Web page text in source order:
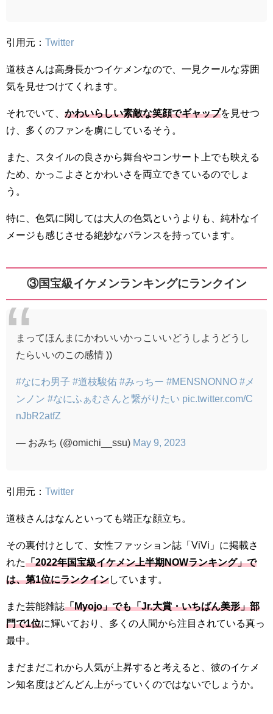
引用元： Twitter
道枝さんは高身長かつイケメンなので、一見クールな雰囲
気を見せつけてくれます。
それでいて、 かわいらしい素敵な笑顔でギャップを見せつ
け、多くのファンを虜にしているそう。
また、スタイルの良さから舞台やコンサート上でも映える
ため、かっこよさとかわいさを両立できているのでしょ
う。
特に、色気に関しては大人の色気というよりも、純朴なイ
メージも感じさせる絶妙なバランスを持っています。
③国宝級イケメンランキングにランクイン
まってほんまにかわいいかっこいいどうしようどうし
たらいいのこの感情 ))
#なにわ男子 #道枝駿佑 #みっちー #MENSNONNO #メ
ンノン #なにふぁむさんと繋がりたい pic.twitter.com/C
nJbR2atfZ
— おみち (@omichi__ssu) May 9, 2023
引用元： Twitter
道枝さんはなんといっても端正な顔立ち。
その裏付けとして、女性ファッション誌「ViVi」に掲載さ
れた「2022年国宝級イケメン上半期NOWランキング」で
は、第1位にランクインしています。
また芸能雑誌「Myojo」でも「Jr.大賞・いちばん美形」部
門で1位に輝いており、多くの人間から注目されている真っ
最中。
まだまだこれから人気が上昇すると考えると、彼のイケメ
ン知名度はどんどん上がっていくのではないでしょうか。